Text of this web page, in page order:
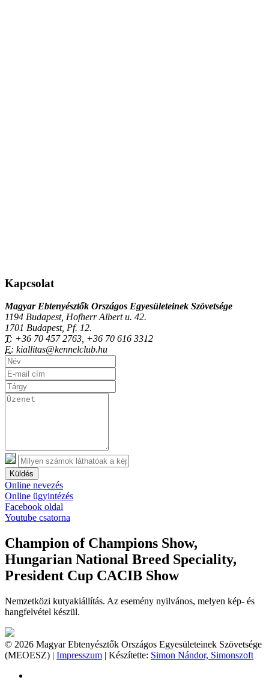
Kapcsolat
Magyar Ebtenyésztők Országos Egyesületeinek Szövetsége
1194 Budapest, Hofherr Albert u. 42.
1701 Budapest, Pf. 12.
T: +36 70 457 2763, +36 70 616 3312
E: kiallitas@kennelclub.hu
Küldés
Online nevezés
Online ügyintézés
Facebook oldal
Youtube csatorna
Champion of Champions Show,
Hungarian National Breed Speciality,
President Cup CACIB Show
Nemzetközi kutyakiállítás. Az esemény nyilvános, melyen kép- és
hangfelvétel készül.
© 2026 Magyar Ebtenyésztők Országos Egyesületeinek Szövetsége
(MEOESZ) | Impresszum | Készítette: Simon Nándor, Simonszoft